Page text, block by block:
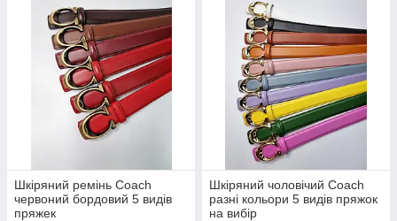
Шкіряний ремінь Coach
червоний бордовий 5 видів
пряжек
Шкіряний чоловічий Coach
разні кольори 5 видів пряжок
на вибір